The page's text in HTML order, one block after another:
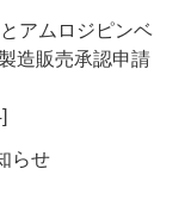
アムロジピンベ
造販売承認申請
らせ